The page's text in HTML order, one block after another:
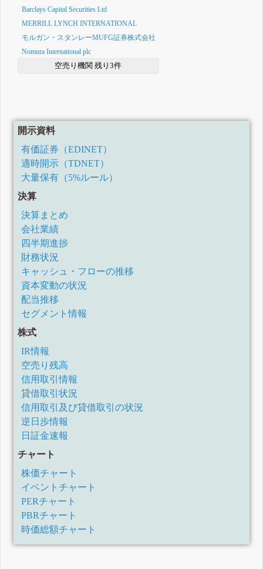
Barclays Capital Securities Ltd
MERRILL LYNCH INTERNATIONAL
モルガン・スタンレーMUFG証券株式会社
Nomura International plc
空売り機関 残り3件
開示資料
有価証券（EDINET）
適時開示（TDNET）
大量保有（5%ルール）
決算
決算まとめ
会社業績
四半期進捗
財務状況
キャッシュ・フローの推移
資本変動の状況
配当推移
セグメント情報
株式
IR情報
空売り残高
信用取引情報
貸借取引状況
信用取引及び貸借取引の状況
逆日歩情報
日証金速報
チャート
株価チャート
イベントチャート
PERチャート
PBRチャート
時価総額チャート